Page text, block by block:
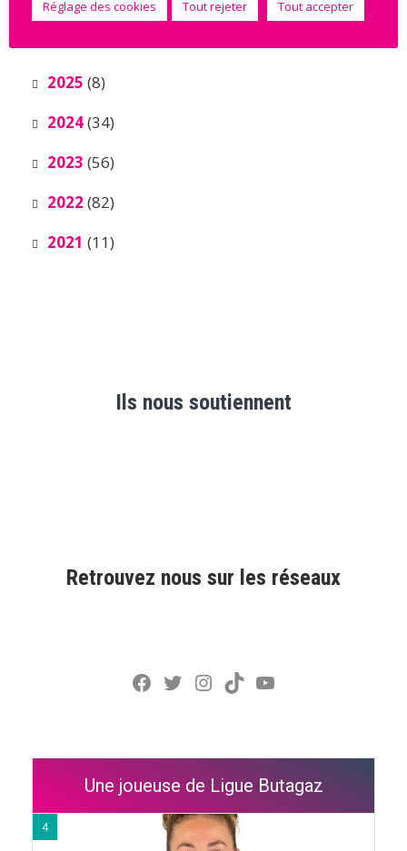
Archives
2025 (8)
2024(34)
2023 (56)
2022 (82)
2021 (11)
Ils nous soutiennent
Retrouvez nous sur les réseaux
Facebook
Twitter
Instagram
TikTokYouTube
Une joueuse de Ligue Butagaz
4
Réglage des cookies Tout rejeter Tout accepter